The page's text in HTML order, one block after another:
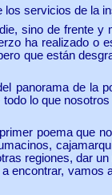
los servicios de la
sino de frente
ha realizado o
que están
panorama de la
lo que
poema que
regiones, dar